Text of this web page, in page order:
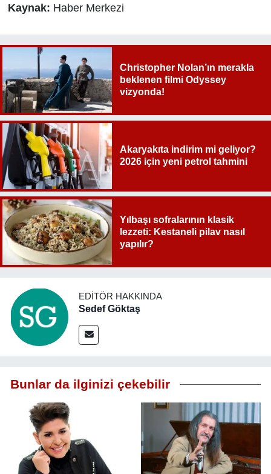
Kaynak: Haber Merkezi
Christopher Nolan’ın merakla
beklenen filmi Odyssey
vizyonda!
Akaryakıta indirim mi geliyor?
2026 için yeni petrol tahmini
Yılbaşı sofralarının klasik
lezzeti: Kestaneli pilav nasıl
yapılır?
EDITÖR HAKKINDA
Sedef Göktaş
Bunlar da ilginizi çekebilir